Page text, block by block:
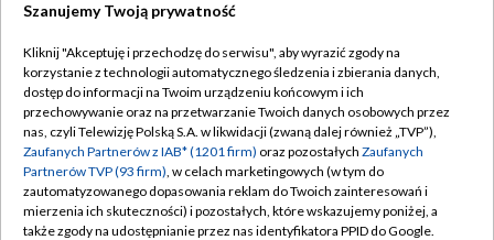
TVP
Abonament TVP
Emisja w TVP
Centrum informacji TVP
Naziemna Telewizja Cyfrowa
Regulamin TVP
Polityka prywatności
Moje zgody
Pomoc
Szanujemy Twoją prywatność
Kliknij "Akceptuję i przechodzę do serwisu", aby wyrazić zgody na
korzystanie z technologii automatycznego śledzenia i zbierania danych,
dostęp do informacji na Twoim urządzeniu końcowym i ich
przechowywanie oraz na przetwarzanie Twoich danych osobowych przez
nas, czyli Telewizję Polską S.A. w likwidacji (zwaną dalej również „TVP”),
Zaufanych Partnerów z IAB* (1201 firm) oraz pozostałych Zaufanych
Partnerów TVP (93 firm), w celach marketingowych (w tym do
zautomatyzowanego dopasowania reklam do Twoich zainteresowań i
mierzenia ich skuteczności) i pozostałych, które wskazujemy poniżej, a
także zgody na udostępnianie przez nas identyfikatora PPID do Google.